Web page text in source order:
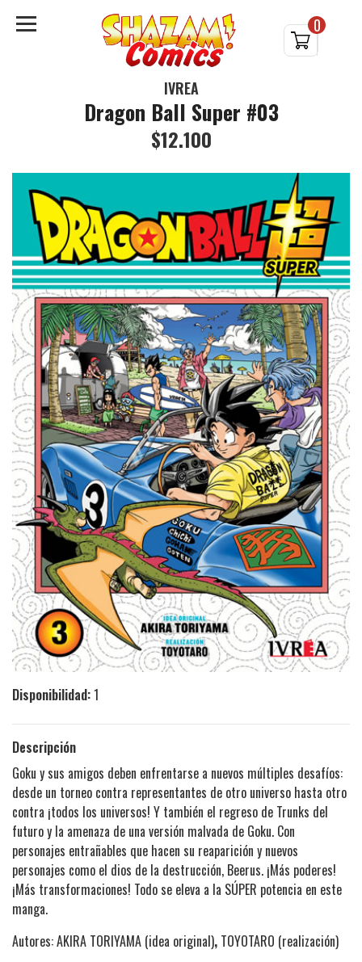
0
IVREA
Dragon Ball Super #03
$12.100
Disponibilidad:1
Descripción
Goku y sus amigos deben enfrentarse a nuevos múltiples desafíos:
desde un torneo contra representantes de otro universo hasta otro
contra ¡todos los universos! Y también el regreso de Trunks del
futuro y la amenaza de una versión malvada de Goku. Con
personajes entrañables que hacen su reaparición y nuevos
personajes como el dios de la destrucción, Beerus. ¡Más poderes!
¡Más transformaciones! Todo se eleva a la SÚPER potencia en este
manga.
Autores: AKIRA TORIYAMA (idea original), TOYOTARO (realización)